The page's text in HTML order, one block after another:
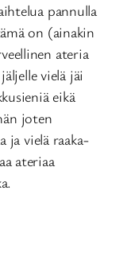
pannulla
on (ainakin
ateria
vielä jäi
eikä
joten
ja vielä raaka-
ateriaa